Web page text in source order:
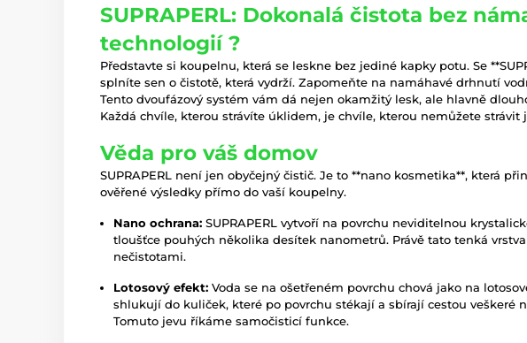
SUPRAPERL: Dokonalá čistota bez
technologií ?
Představte si koupelnu, která se leskne bez jediné kapky potu. Se
splníte sen o čistotě, která vydrží. Zapomeňte na namáhavé drhnutí
Tento dvoufázový systém vám dá nejen okamžitý lesk, ale hlavně
Každá chvíle, kterou strávíte úklidem, je chvíle, kterou nemůžete strávit
Věda pro váš domov
SUPRAPERL není jen obyčejný čistič. Je to **nano kosmetika**, která
ověřené výsledky přímo do vaší koupelny.
Nano ochrana: SUPRAPERL vytvoří na povrchu neviditelnou
tloušťce pouhých několika desítek nanometrů. Právě tato tenká
nečistotami.
Lotosový efekt: Voda se na ošetřeném povrchu chová jako na
shlukují do kuliček, které po povrchu stékají a sbírají cestou veškeré
Tomuto jevu říkáme samočisticí funkce.